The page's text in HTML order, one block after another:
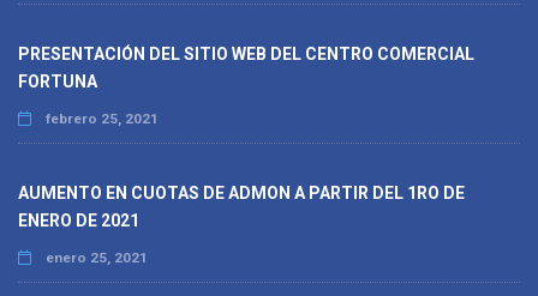
PRESENTACIÓN DEL SITIO WEB DEL CENTRO COMERCIAL
FORTUNA
febrero 25, 2021
AUMENTO EN CUOTAS DE ADMON A PARTIR DEL 1RO DE
ENERO DE 2021
enero 25, 2021